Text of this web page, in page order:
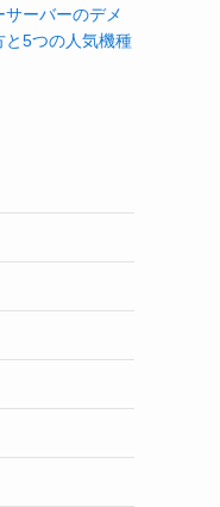
ーバーのデメ
と5つの人気機種